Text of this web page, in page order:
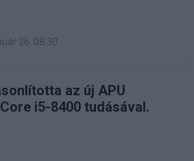
26. 08:30
az új APU
i5-8400 tudásával.